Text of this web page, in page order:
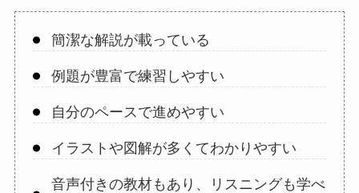
簡潔な解説が載っている
例題が豊富で練習しやすい
自分のペースで進めやすい
イラストや図解が多くてわかりやすい
音声付きの教材もあり、リスニングも学べ